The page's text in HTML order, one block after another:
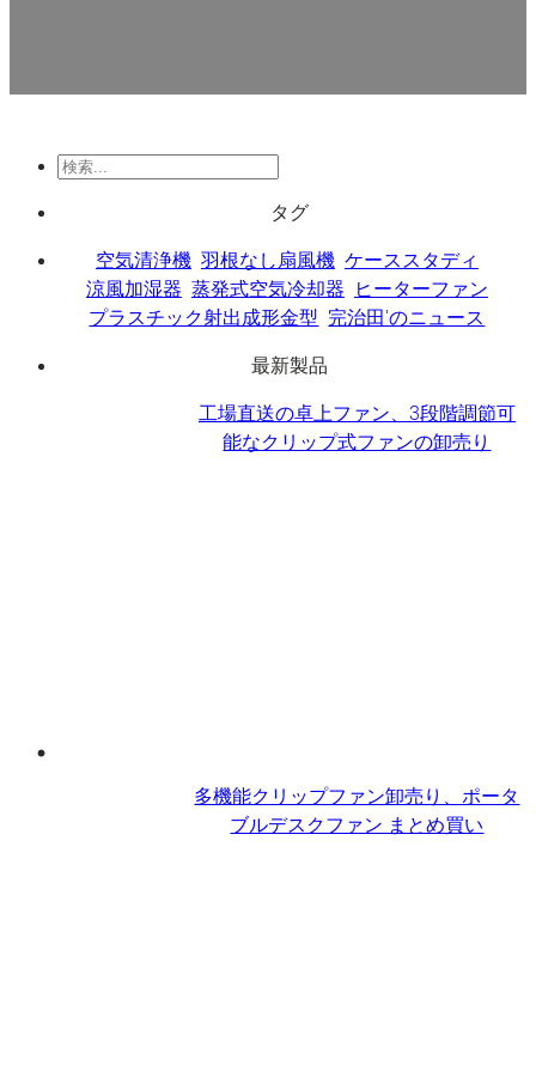
タグ
空気清浄機 羽根なし扇風機 ケーススタディ
涼風加湿器 蒸発式空気冷却器 ヒーターファン
プラスチック射出成形金型 完治田'のニュース
最新製品
工場直送の卓上ファン、3段階調節可
能なクリップ式ファンの卸売り
多機能クリップファン卸売り、ポータ
ブルデスクファン​ まとめ買い